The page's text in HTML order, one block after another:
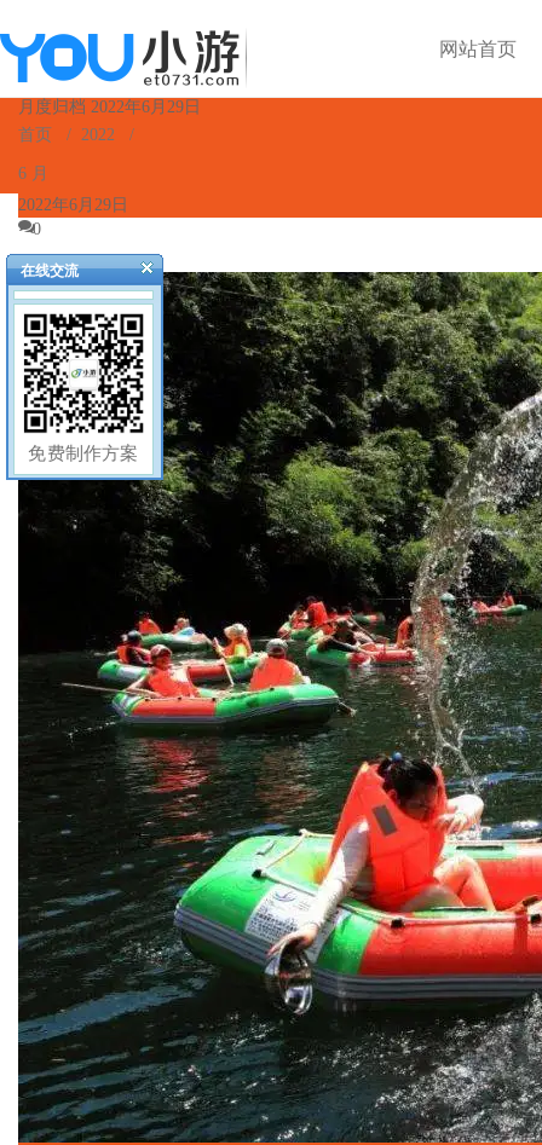
网站首页
月度归档 2022年6月29日
首页
/ 2022 /
6 月
2022年6月29日
0
在线交流
免费制作方案